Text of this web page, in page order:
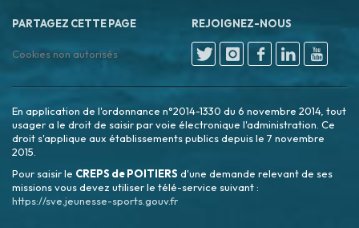
PARTAGEZ CETTE PAGE
Cookies non autorisés
REJOIGNEZ-NOUS
En application de l'ordonnance n°2014-1330 du 6 novembre 2014, tout
usager a le droit de saisir par voie électronique l'administration. Ce
droit s'applique aux établissements publics depuis le 7 novembre
2015.
Pour saisir le CREPS de POITIERS d'une demande relevant de ses
missions vous devez utiliser le télé-service suivant :
https://sve.jeunesse-sports.gouv.fr